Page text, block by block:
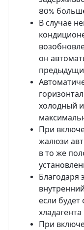
80%
В случае
он
холодный
При
жалюзи
в то же
Благодаря
если будет
хладагента
При